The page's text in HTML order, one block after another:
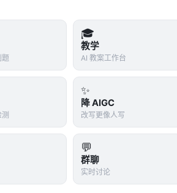
题
🎓
教学
AI 教案工作台
✨
降 AIGC
改写更像人写
💬
群聊
实时讨论